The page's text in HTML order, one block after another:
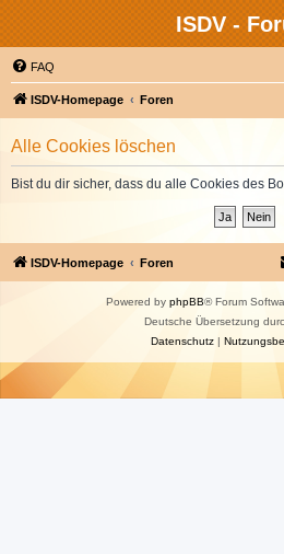
ISDV -
FAQ
ISDV-Homepage Foren
Alle Cookies löschen
Bist du dir sicher, dass du alle Cookies des
ISDV-Homepage Foren
Powered by phpBB® Forum
Deutsche Übersetzung
Datenschutz|